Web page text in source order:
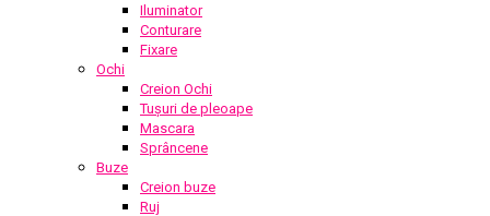
Iluminator
Conturare
Fixare
Ochi
Creion Ochi
Tușuri de pleoape
Mascara
Sprâncene
Buze
Creion buze
Ruj